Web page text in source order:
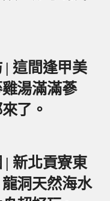
| 這間逢甲美
湯滿滿蔘
了。
| 新北貢寮東
洞天然海水